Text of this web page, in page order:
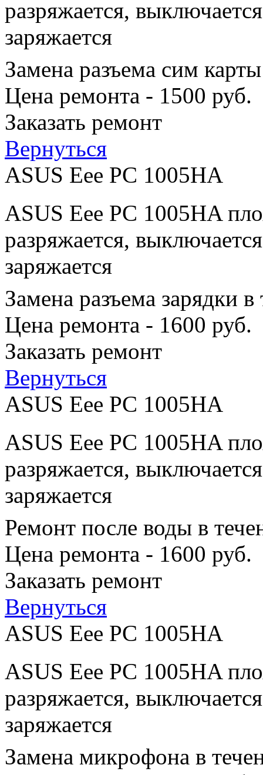
разряжается,
заряжается
Замена разъема сим
Цена ремонта - 1500 руб.
Заказать ремонт
Вернуться
ASUS Eee PC 1005HA
ASUS Eee PC 1005HA
разряжается,
заряжается
Замена разъема зарядки
Цена ремонта - 1600 руб.
Заказать ремонт
Вернуться
ASUS Eee PC 1005HA
ASUS Eee PC 1005HA
разряжается,
заряжается
Ремонт после воды в
Цена ремонта - 1600 руб.
Заказать ремонт
Вернуться
ASUS Eee PC 1005HA
ASUS Eee PC 1005HA
разряжается,
заряжается
Замена микрофона в